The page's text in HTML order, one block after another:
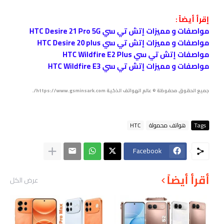
إقرأ أيضاً :
مواصفات و مميزات إتش تي سي HTC Desire 21 Pro 5G
مواصفات و مميزات إتش تي سي HTC Desire 20 plus
مواصفات إتش تي سي HTC Wildfire E2 Plus
مواصفات و مميزات إتش تي سي HTC Wildfire E3
جميع الحقوق محفوظة © عالم الهواتف الذكية https://www.gsminsark.com/.
Tags هواتف محمولة HTC
Facebook
أقرأ أيضاً عرض الكل